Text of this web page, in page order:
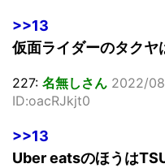
>>13
仮面ライダーのタクヤ
227: 名無しさん 2022/
ID:oacRJkjt0
>>13
Uber eatsのほうは